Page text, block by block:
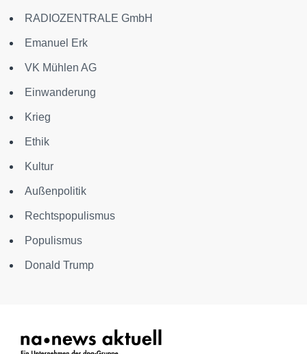
RADIOZENTRALE GmbH
Emanuel Erk
VK Mühlen AG
Einwanderung
Krieg
Ethik
Kultur
Außenpolitik
Rechtspopulismus
Populismus
Donald Trump